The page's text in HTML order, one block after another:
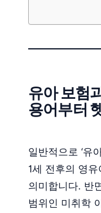
유아 보험
용어부터
일반적으로 ‘유
1세 전후의 영
의미합니다. 반
범위인 미취학